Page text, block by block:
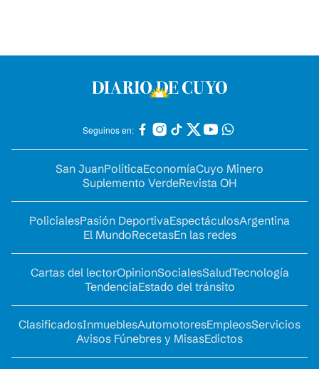
Seguinos en:
San JuanPolíticaEconomíaCuyo Minero
Suplemento VerdeRevista OH
PolicialesPasión DeportivaEspectáculosArgentina
El MundoRecetasEn las redes
Cartas del lectorOpinionSocialesSaludTecnología
TendenciaEstado del tránsito
ClasificadosInmueblesAutomotoresEmpleosServicios
Avisos Fúnebres y MisasEdictos